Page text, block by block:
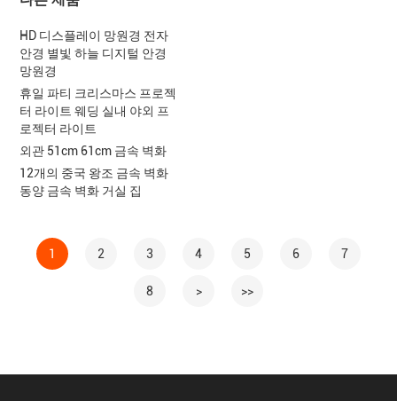
HD 디스플레이 망원경 전자
안경 별빛 하늘 디지털 안경
망원경
휴일 파티 크리스마스 프로젝
터 라이트 웨딩 실내 야외 프
로젝터 라이트
외관 51cm 61cm 금속 벽화
12개의 중국 왕조 금속 벽화
동양 금속 벽화 거실 집
1 2 3 4 5 6 7
8 > >>